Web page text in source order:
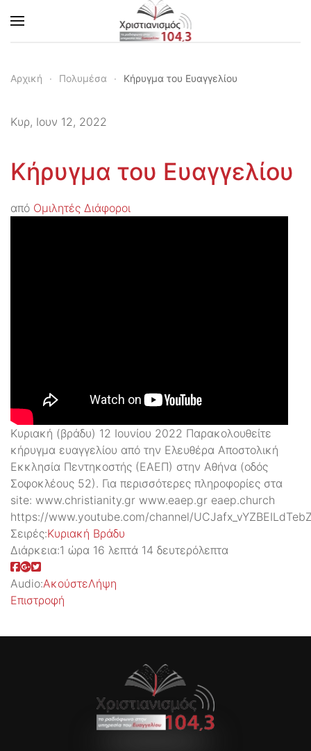
Skip to main content
Αρχική Πολυμέσα Κήρυγμα του Ευαγγελίου
Κυρ, Ιουν 12, 2022
Κήρυγμα του Ευαγγελίου
από Ομιλητές Διάφοροι
Κυριακή (βράδυ) 12 Ιουνίου 2022 Παρακολουθείτε
κήρυγμα ευαγγελίου από την Ελευθέρα Αποστολική
Εκκλησία Πεντηκοστής (ΕΑΕΠ) στην Αθήνα (οδός
Σοφοκλέους 52). Για περισσότερες πληροφορίες στα
site: www.christianity.gr www.eaep.gr eaep.church
https://www.youtube.com/channel/
Σειρές:Kυριακή Βράδυ
Διάρκεια:1 ώρα 16 λεπτά 14 δευτερόλεπτα
Audio:ΑκούστεΛήψη
Επιστροφή